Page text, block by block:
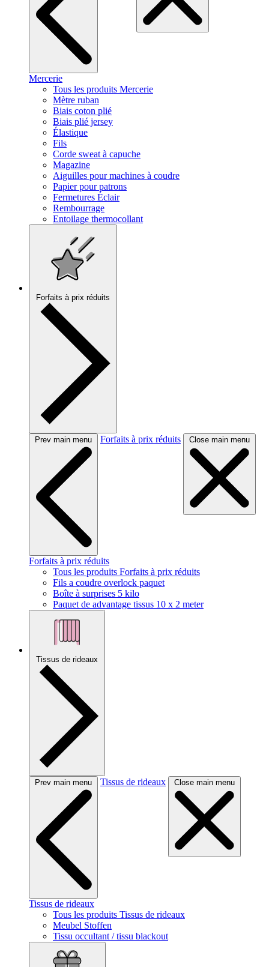
Mercerie
Tous les produits Mercerie
Mètre ruban
Biais coton plié
Biais plié jersey
Élastique
Fils
Corde sweat à capuche
Magazine
Aiguilles pour machines à coudre
Papier pour patrons
Fermetures Éclair
Rembourrage
Entoilage thermocollant
Forfaits à prix réduits
Prev main menu Forfaits à prix réduits Close main menu
Forfaits à prix réduits
Tous les produits Forfaits à prix réduits
Fils a coudre overlock paquet
Boîte à surprises 5 kilo
Paquet de advantage tissus 10 x 2 meter
Tissus de rideaux
Prev main menu Tissus de rideaux Close main menu
Tissus de rideaux
Tous les produits Tissus de rideaux
Meubel Stoffen
Tissu occultant / tissu blackout